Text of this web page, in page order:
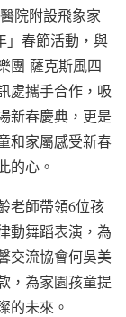
院附設飛象家
」春節活動，與
團-薩克斯風四
處攜手合作，吸
新春慶典，更是
和家屬感受新春
的心。
老師帶領6位孩
動舞蹈表演，為
交流協會何吳美
，為家園孩童提
的未來。